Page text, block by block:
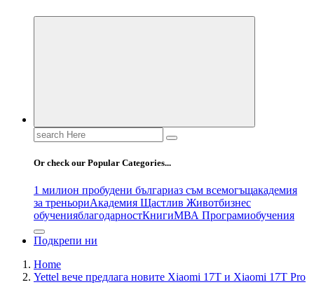
Search
for:
Or check our Popular Categories...
1 милион пробудени българиаз съм всемогъщакадемия
за треньориАкадемия Щастлив Животбизнес
обученияблагодарностКнигиМВА Програмиобучения
Подкрепи ни
Home
Yettel вече предлага новите Xiaomi 17T и Xiaomi 17T Pro